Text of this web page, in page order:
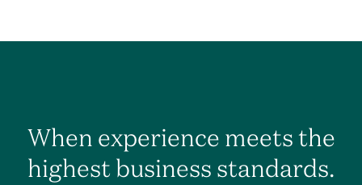
When experience meets the
highest business standards.